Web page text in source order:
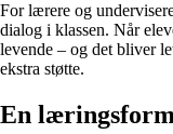
For lærere og
dialog i klassen. Når
levende – og det bliver
ekstra støtte.
En